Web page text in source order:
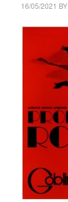
16/05/2021 BY